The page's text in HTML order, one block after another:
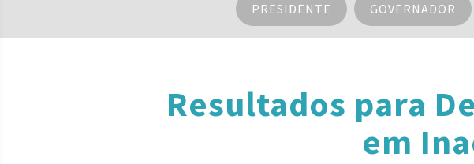
PRESIDENTE GOVERNADOR
Resultados para
em